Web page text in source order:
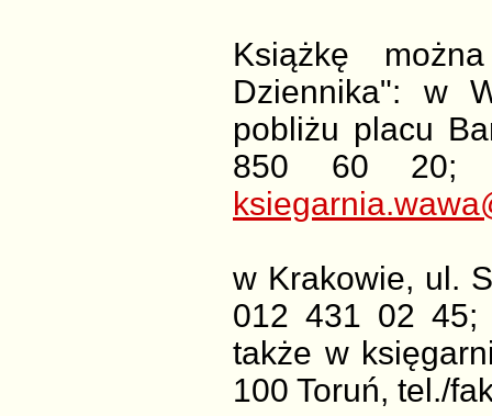
Książkę
Dziennika": w
pobliżu placu
850 60 20;
w Krakowie, ul.
012 431 02
także w
100 Toruń, tel./